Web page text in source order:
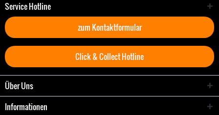
Service Hotline
zum Kontaktformular
Click & Collect Hotline
Über Uns
Informationen